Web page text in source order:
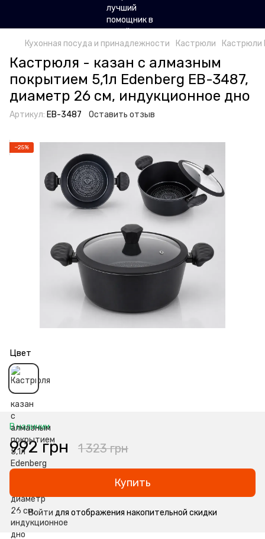
Кухонная посуда и принадлежности Кастрюли Кастрюли
Кастрюля - казан с алмазным
покрытием 5,1л Edenberg EB-3487,
диаметр 26 см, индукционное дно
Артикул: EB-3487 Оставить отзыв
−25%
Цвет
В наличии
992 грн 1 323 грн
Купить
% Войти для отображения накопительной скидки